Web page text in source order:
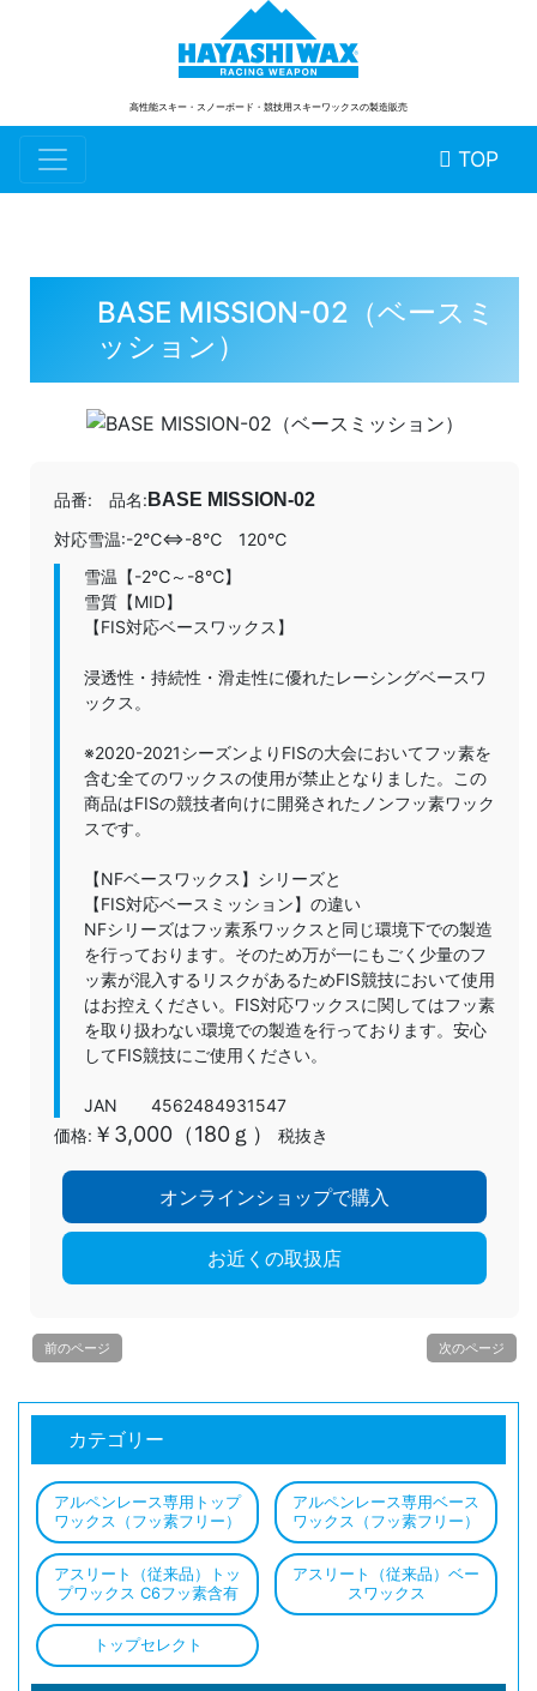
高性能スキー・スノーボード ・競技用スキーワックスの製造販売
TOP
BASE MISSION-02（ベースミ
ッション）
品番: 品名: BASE MISSION-02
対応雪温:-2℃⇔-8℃
120℃
雪温【-2℃～-8℃】
雪質【MID】
【FIS対応ベースワックス】
浸透性・持続性・滑走性に優れたレーシングベースワ
ックス。
※2020-2021シーズンよりFISの大会においてフッ素を
含む全てのワックスの使用が禁止となりました。この
商品はFISの競技者向けに開発されたノンフッ素ワック
スです。
【NFベースワックス】シリーズと
【FIS対応ベースミッション】の違い
NFシリーズはフッ素系ワックスと同じ環境下での製造
を行っております。そのため万が一にもごく少量のフ
ッ素が混入するリスクがあるためFIS競技において使用
はお控えください。FIS対応ワックスに関してはフッ素
を取り扱わない環境での製造を行っております。安心
してFIS競技にご使用ください。
JAN 4562484931547
価格: ￥3,000（180ｇ） 税抜き
オンラインショップで購入
お近くの取扱店
前のページ 次のページ
カテゴリー
アルペンレース専用トップ
ワックス（フッ素フリー）
アルペンレース専用ベース
ワックス（フッ素フリー）
アスリート（従来品）トッ
プワックス C6フッ素含有
アスリート（従来品）ベー
スワックス
トップセレクト